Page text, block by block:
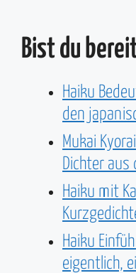
Bist du
Haiku
den
Mukai
Dichter aus
Haiku mit
Haiku
eigentlich,